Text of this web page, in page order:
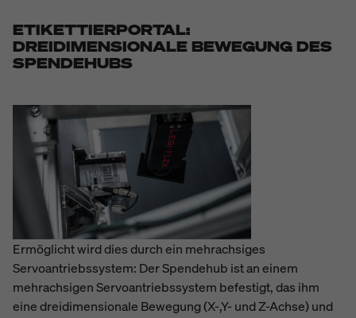
ETIKETTIERPORTAL:
DREIDIMENSIONALE BEWEGUNG DES
SPENDEHUBS
Ermöglicht wird dies durch ein mehrachsiges
Servoantriebssystem: Der Spendehub ist an einem
mehrachsigen Servoantriebssystem befestigt, das ihm
eine dreidimensionale Bewegung (X-,Y- und Z-Achse) und